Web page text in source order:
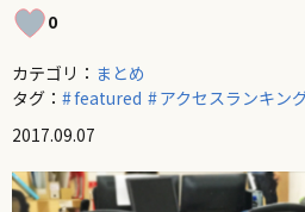
0
カテゴリ： まとめ
タグ：
featured
アクセスランキン
2017.09.07